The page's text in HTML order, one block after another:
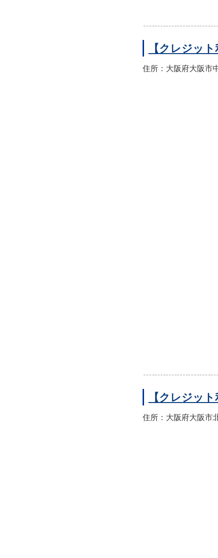
【クレジッ
住所：大阪府大阪市
【クレジッ
住所：大阪府大阪市